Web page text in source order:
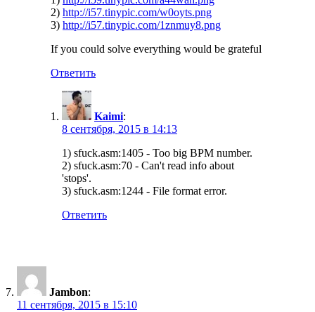
2) http://i57.tinypic.com/w0oyts.png
3) http://i57.tinypic.com/1znmuy8.png
If you could solve everything would be grateful
Ответить
Kaimi:
8 сентября, 2015 в 14:13
1) sfuck.asm:1405 - Too big BPM number.
2) sfuck.asm:70 - Can't read info about
'stops'.
3) sfuck.asm:1244 - File format error.
Ответить
Jambon:
11 сентября, 2015 в 15:10